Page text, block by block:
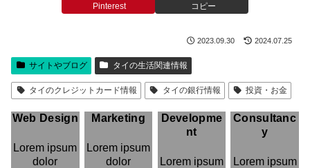
Pinterest コピー
2023.09.30 2024.07.25
サイトやブログ タイの生活関連情報
タイのクレジットカード情報 タイの銀行情報 投資・お金
Web Design
Lorem ipsum
dolor
Marketing
Lorem ipsum
dolor
Developme
nt
Lorem ipsum
Consultanc
y
Lorem ipsum